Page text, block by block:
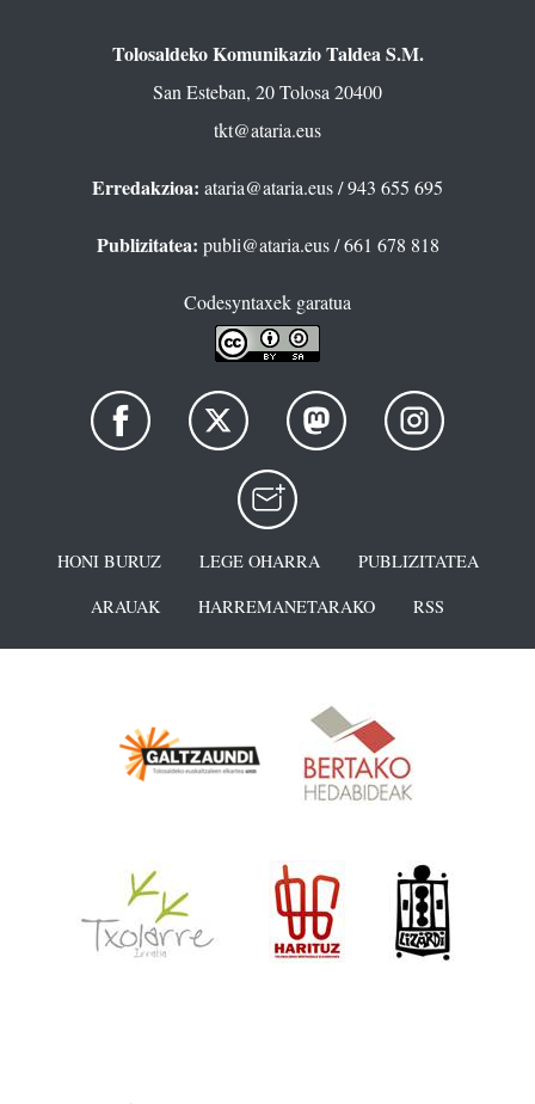
Tolosaldeko Komunikazio Taldea S.M.
San Esteban, 20 Tolosa 20400
tkt@ataria.eus
Erredakzioa: ataria@ataria.eus/ 943 655 695
Publizitatea: publi@ataria.eus/ 661 678 818
Codesyntaxek garatua
HONI BURUZ LEGE OHARRA
PUBLIZITATEA
ARAUAK
HARREMANETARAKO RSS